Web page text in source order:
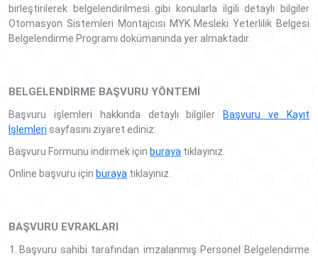
birleştirilerek belgelendirilmesi gibi konularla ilgili detaylı bilgiler
Otomasyon Sistemleri Montajcısı MYK Mesleki Yeterlilik Belgesi
Belgelendirme Programı dokümanında yer almaktadır.
BELGELENDIRME BAŞVURU YÖNTEMI
Başvuru işlemleri hakkında detaylı bilgiler
Başvuru ve Kayıt
İşlemleri sayfasını ziyaret ediniz:
Başvuru Formunu indirmek için buraya tıklayınız.
Online başvuru için buraya tıklayınız.
BAŞVURU EVRAKLARI
Başvuru sahibi tarafından imzalanmış Personel Belgelendirme